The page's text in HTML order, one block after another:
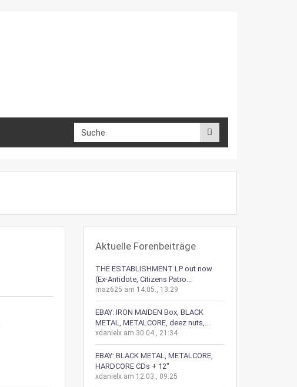
Aktuelle Forenbeiträge
THE ESTABLISHMENT LP out now
(Ex-Antidote, Citizens Patro...
maz625 am 14.05., 13:29
EBAY: IRON MAIDEN Box, BLACK
METAL, METALCORE, deez nuts,...
xdanielx am 30.04., 21:34
EBAY: BLACK METAL, METALCORE,
HARDCORE CDs + 12"
xdanielx am 12.03., 09:25